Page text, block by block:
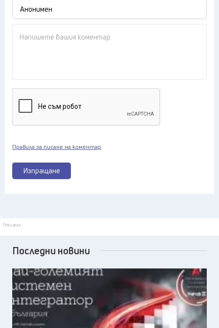
Изпращане
Правила за писане на коментар
Реклама
Последни новини